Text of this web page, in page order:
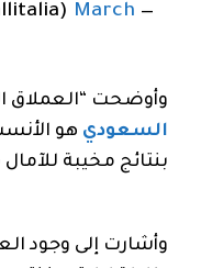
— Football Italia (@footballitalia)
March
وأوضحت “العملاق
السعودي هو
بنتائج مخيبة
وأشارت إلى وجود